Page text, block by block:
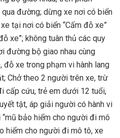
đường; dừng xe nơi có biển
tại nơi có biển “Cấm đỗ xe”
xe”; không tuân thủ các quy
đường bộ giao nhau cùng
xe trong phạm vi hành lang
Chở theo 2 người trên xe, trừ
cấp cứu, trẻ em dưới 12 tuổi,
tật, áp giải người có hành vi
bảo hiểm cho người đi mô
hiểm cho người đi mô tô, xe